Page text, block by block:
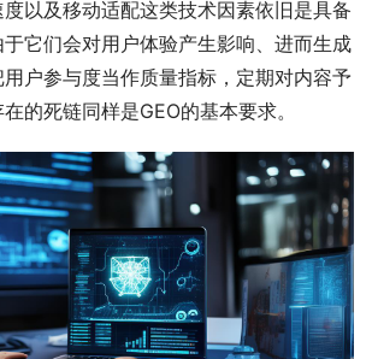
以及移动适配这类技术因素依旧是具备
它们会对用户体验产生影响、进而生成
户参与度当作质量指标，定期对内容予
的死链同样是GEO的基本要求。